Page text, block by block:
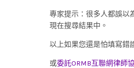
專家提示：很多人都誤以
現在搜尋結果中。
以上如果您還是怕填寫錯
或委託ORMB互聯網律師